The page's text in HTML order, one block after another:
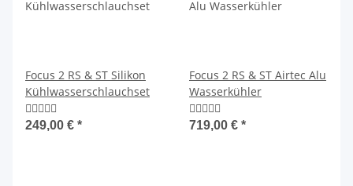
Focus 2 RS & ST Silikon
Kühlwasserschlauchset
249,00 € *
Focus 2 RS & ST Airtec Alu
Wasserkühler
719,00 € *